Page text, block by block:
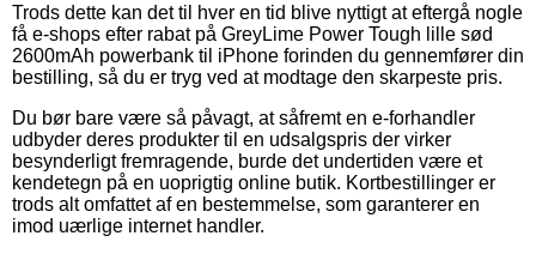
Trods dette kan det til hver en tid blive nyttigt at eftergå nogle
få e-shops efter rabat på GreyLime Power Tough lille sød
2600mAh powerbank til iPhone forinden du gennemfører din
bestilling, så du er tryg ved at modtage den skarpeste pris.
Du bør bare være så påvagt, at såfremt en e-forhandler
udbyder deres produkter til en udsalgspris der virker
besynderligt fremragende, burde det undertiden være et
kendetegn på en uoprigtig online butik. Kortbestillinger er
trods alt omfattet af en bestemmelse, som garanterer en
imod uærlige internet handler.